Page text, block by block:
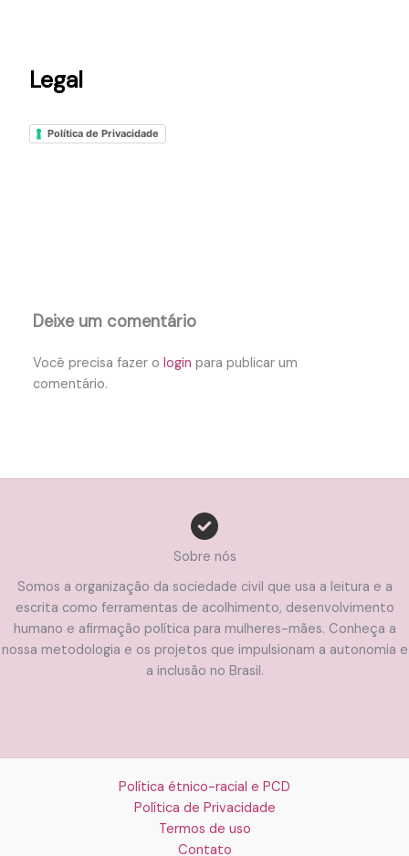
Legal
Política de Privacidade
Deixe um comentário
Você precisa fazer ologin para publicar um
comentário.
Sobre nós
Somos a organização da sociedade civil que usa a leitura e a
escrita como ferramentas de acolhimento, desenvolvimento
humano e afirmação política para mulheres-mães. Conheça a
nossa metodologia e os projetos que impulsionam a autonomia e
a inclusão no Brasil.
Política étnico-racial e PCD
Política de Privacidade
Termos de uso
Contato